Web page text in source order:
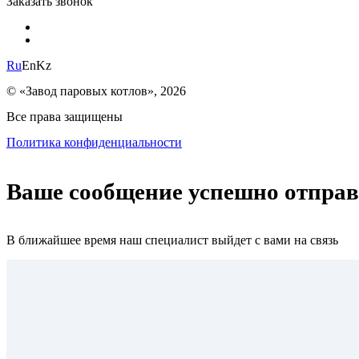
RuEnKz
© «Завод паровых котлов», 2026
Все права защищены
Политика конфиденциальности
Ваше сообщение успешно
В ближайшее время наш специалист выйдет с вами на связь